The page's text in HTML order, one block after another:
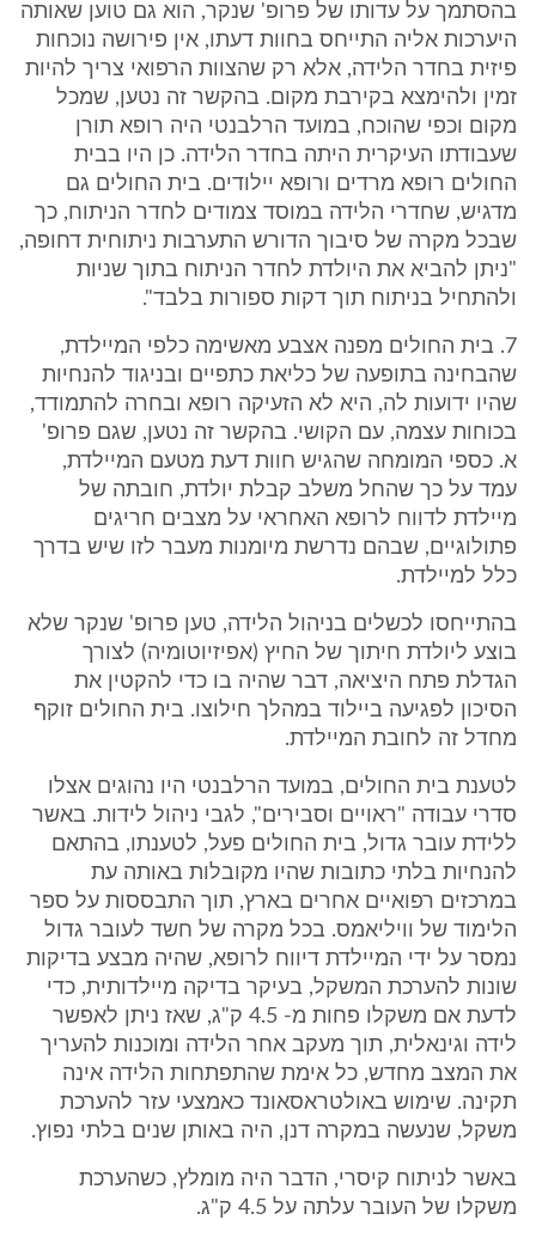
בהסתמך על עדותו של פרופ' שנקר, הוא גם טוען שאותה
היערכות אליה התייחס בחוות דעתו, אין פירושה נוכחות
פיזית בחדר הלידה, אלא רק שהצוות הרפואי צריך להיות
זמין ולהימצא בקירבת מקום. בהקשר זה נטען, שמכל
מקום וכפי שהוכח, במועד הרלבנטי היה רופא תורן
שעבודתו העיקרית היתה בחדר הלידה. כן היו בבית
החולים רופא מרדים ורופא יילודים. בית החולים גם
מדגיש, שחדרי הלידה במוסד צמודים לחדר הניתוח, כך
שבכל מקרה של סיבוך הדורש התערבות ניתוחית דחופה,
"ניתן להביא את היולדת לחדר הניתוח בתוך שניות
ולהתחיל בניתוח תוך דקות ספורות בלבד".
7. בית החולים מפנה אצבע מאשימה כלפי המיילדת,
שהבחינה בתופעה של כליאת כתפיים ובניגוד להנחיות
שהיו ידועות לה, היא לא הזעיקה רופא ובחרה להתמודד,
בכוחות עצמה, עם הקושי. בהקשר זה נטען, שגם פרופ'
א. כספי המומחה שהגיש חוות דעת מטעם המיילדת,
עמד על כך שהחל משלב קבלת יולדת, חובתה של
מיילדת לדווח לרופא האחראי על מצבים חריגים
פתולוגיים, שבהם נדרשת מיומנות מעבר לזו שיש בדרך
כלל למיילדת.
בהתייחסו לכשלים בניהול הלידה, טען פרופ' שנקר שלא
בוצע ליולדת חיתוך של החיץ (אפיזיוטומיה) לצורך
הגדלת פתח היציאה, דבר שהיה בו כדי להקטין את
הסיכון לפגיעה ביילוד במהלך חילוצו. בית החולים זוקף
מחדל זה לחובת המיילדת.
לטענת בית החולים, במועד הרלבנטי היו נהוגים אצלו
סדרי עבודה "ראויים וסבירים", לגבי ניהול לידות. באשר
ללידת עובר גדול, בית החולים פעל, לטענתו, בהתאם
להנחיות בלתי כתובות שהיו מקובלות באותה עת
במרכזים רפואיים אחרים בארץ, תוך התבססות על ספר
הלימוד של וויליאמס. בכל מקרה של חשד לעובר גדול
נמסר על ידי המיילדת דיווח לרופא, שהיה מבצע בדיקות
שונות להערכת המשקל, בעיקר בדיקה מיילדותית, כדי
לדעת אם משקלו פחות מ- 4.5 ק"ג, שאז ניתן לאפשר
לידה וגינאלית, תוך מעקב אחר הלידה ומוכנות להעריך
את המצב מחדש, כל אימת שהתפתחות הלידה אינה
תקינה. שימוש באולטראסאונד כאמצעי עזר להערכת
משקל, שנעשה במקרה דנן, היה באותן שנים בלתי נפוץ.
באשר לניתוח קיסרי, הדבר היה מומלץ, כשהערכת
משקלו של העובר עלתה על 4.5 ק"ג.